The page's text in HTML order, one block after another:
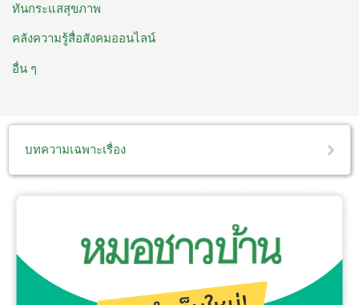
ทันกระแสสุขภาพ
คลังความรู้สื่อสังคมออนไลน์
อื่น ๆ
บทความเฉพาะเรื่อง